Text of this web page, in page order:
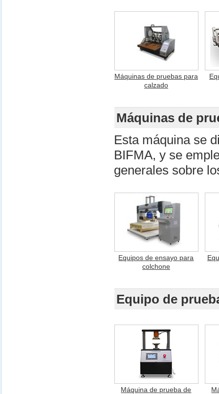
Máquinas de pruebas para
calzado
Máquinas de
Esta máquina se
BIFMA, y se
generales sobre
Equipos de ensayo para
colchone
Equipo de
Máquina de prueba de